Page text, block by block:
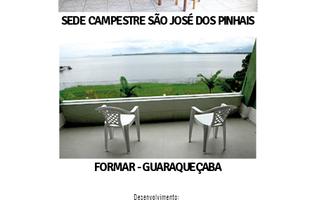
SEDE CAMPESTRE SÃO JOSÉ DOS PINHAIS
FORMAR - GUARAQUEÇABA